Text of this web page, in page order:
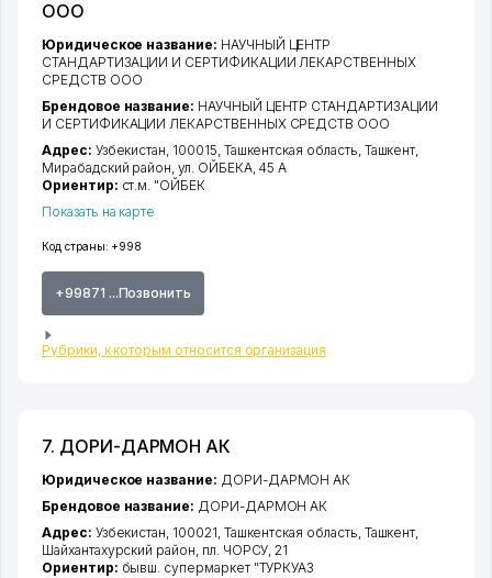
ООО
Код страны: +998
+99871 ...Позвонить
Рубрики, к которым относится организация
Юридическое название: НАУЧНЫЙ ЦЕНТР
СТАНДАРТИЗАЦИИ И СЕРТИФИКАЦИИ ЛЕКАРСТВЕННЫХ
СРЕДСТВ ООО
Брендовое название: НАУЧНЫЙ ЦЕНТР СТАНДАРТИЗАЦИИ
И СЕРТИФИКАЦИИ ЛЕКАРСТВЕННЫХ СРЕДСТВ ООО
Адрес: Узбекистан, 100015, Ташкентская область, Ташкент,
Мирабадский район,ул. ОЙБЕКА, 45 А
Ориентир: ст.м. "ОЙБЕК
Показать на карте
7. ДОРИ-ДАРМОН АК
Юридическое название: ДОРИ-ДАРМОН АК
Брендовое название: ДОРИ-ДАРМОН АК
Адрес: Узбекистан, 100021, Ташкентская область, Ташкент,
Шайхантахурский район, пл. ЧОРСУ, 21
Ориентир: бывш. супермаркет "ТУРКУАЗ